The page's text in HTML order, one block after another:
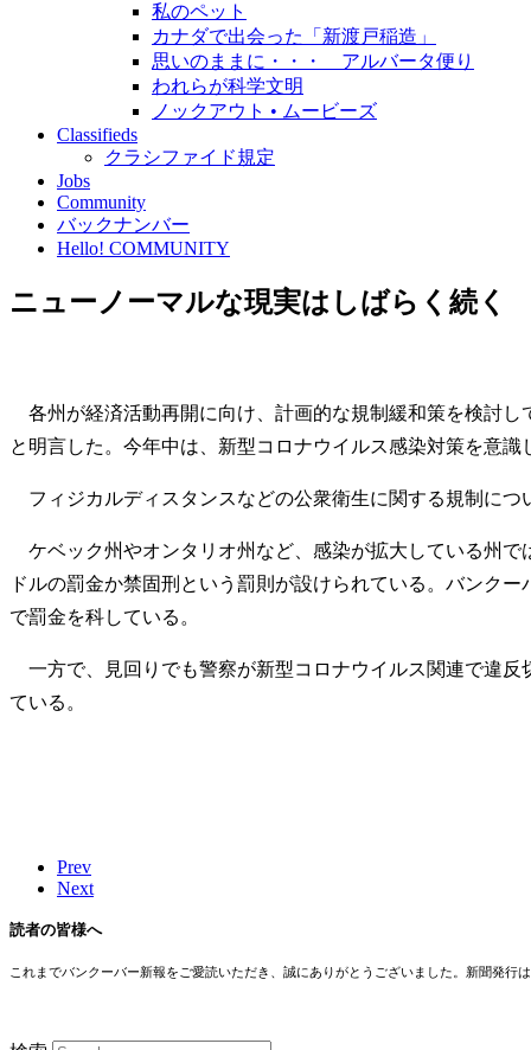
私のペット
カナダで出会った「新渡戸稲造」
思いのままに・・・ アルバータ便り
われらが科学文明
ノックアウト • ムービーズ
Classifieds
クラシファイド規定
Jobs
Community
バックナンバー
Hello! COMMUNITY
ニューノーマルな現実はしばらく続く
各州が経済活動再開に向け、計画的な規制緩和策を検討し
と明言した。今年中は、新型コロナウイルス感染対策を意
フィジカルディスタンスなどの公衆衛生に関する規制に
ケベック州やオンタリオ州など、感染が拡大している州で
ドルの罰金か禁固刑という罰則が設けられている。バンク
で罰金を科している。
一方で、見回りでも警察が新型コロナウイルス関連で違反
ている。
Prev
Next
読者の皆様へ
これまでバンクーバー新報をご愛読いただき、誠にありがとうございました。新聞発行